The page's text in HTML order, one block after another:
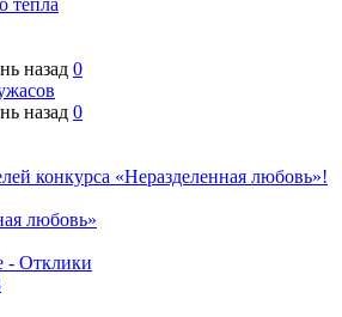
тепла
назад 0
назад 0
конкурса «Неразделенная любовь»!
любовь»
- Отклики